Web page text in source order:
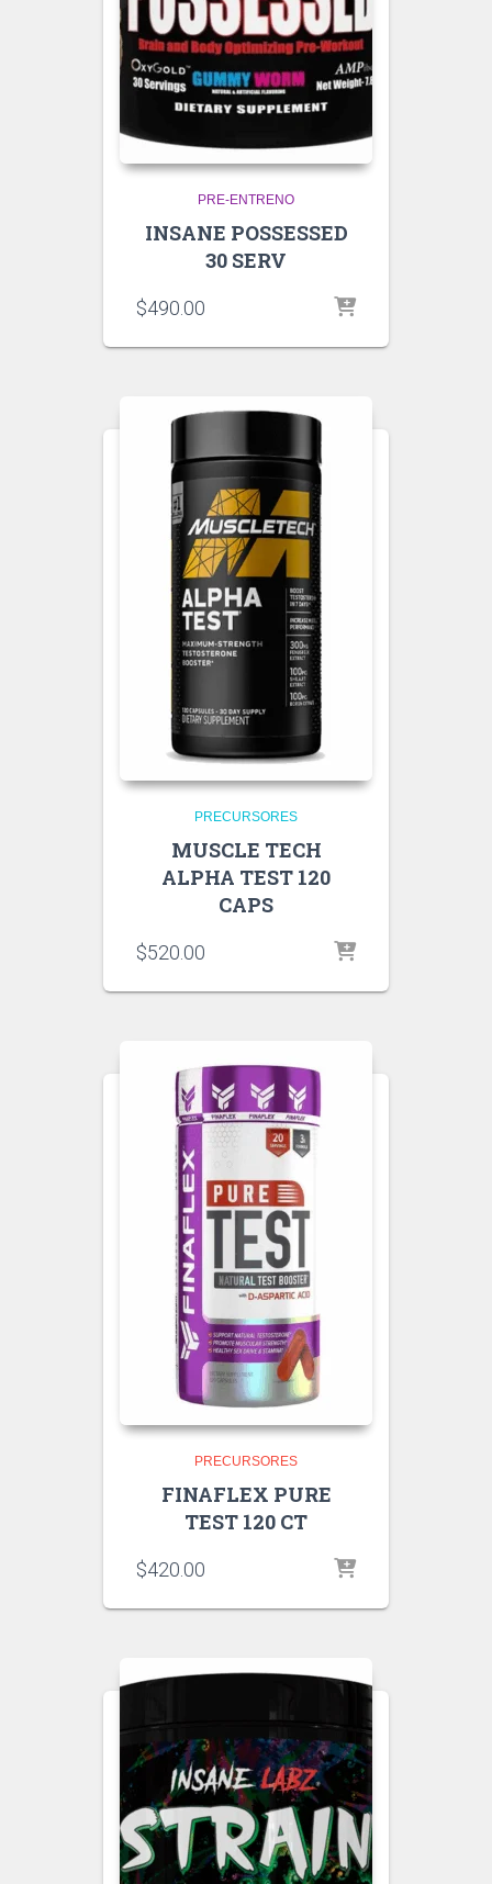
PRE-ENTRENO
INSANE POSSESSED
30 SERV
$490.00
PRECURSORES
MUSCLE TECH
ALPHA TEST 120
CAPS
$520.00
PRECURSORES
FINAFLEX PURE
TEST 120 CT
$420.00